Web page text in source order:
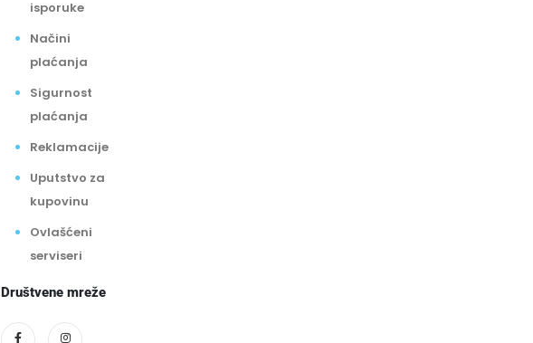
isporuke
Načini
plaćanja
Sigurnost
plaćanja
Reklamacije
Uputstvo za
kupovinu
Ovlašćeni
serviseri
Društvene mreže